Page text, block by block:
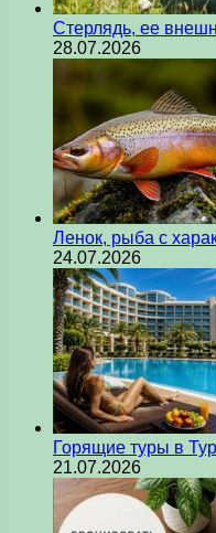
Стерлядь, ее
28.07.2026
Ленок, рыба с
24.07.2026
Горящие туры в
21.07.2026